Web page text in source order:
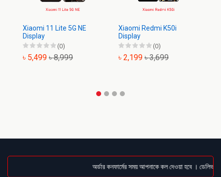
Xiaomi 11 Lite 5G NE
Display
(0)
৳ 5,499 ৳ 8,999
Xiaomi Redmi K50i
Display
(0)
৳ 2,199 ৳ 3,699
অর্ডার কনফার্মের সময় আপনাকে কল দেওয়া হবে ।